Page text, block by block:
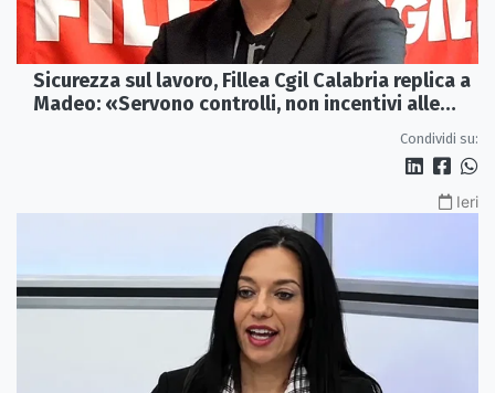
Sicurezza sul lavoro, Fillea Cgil Calabria replica a
Madeo: «Servono controlli, non incentivi alle
Condividi su:
Ieri